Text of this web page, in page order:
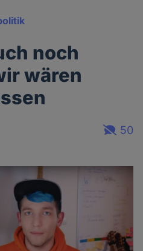
noch
wären
50